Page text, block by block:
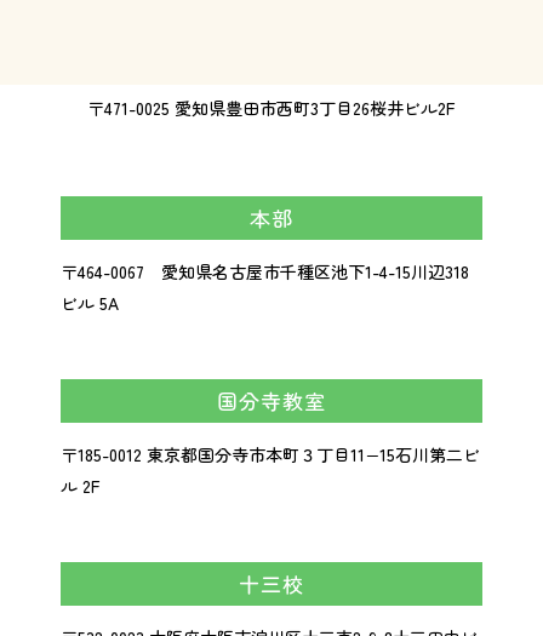
〒471-0025 愛知県豊田市西町3丁目26桜井ビル2F
本部
〒464-0067 愛知県名古屋市千種区池下1-4-15川辺318
ビル 5A
国分寺教室
〒185-0012 東京都国分寺市本町３丁目11−15石川第二ビ
ル 2F
十三校